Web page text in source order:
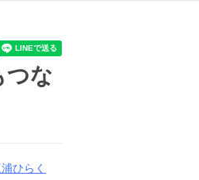
つな
ひらく